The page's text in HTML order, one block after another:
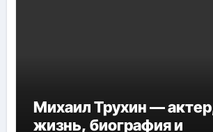
Михаил Трухин —
жизнь, биография и